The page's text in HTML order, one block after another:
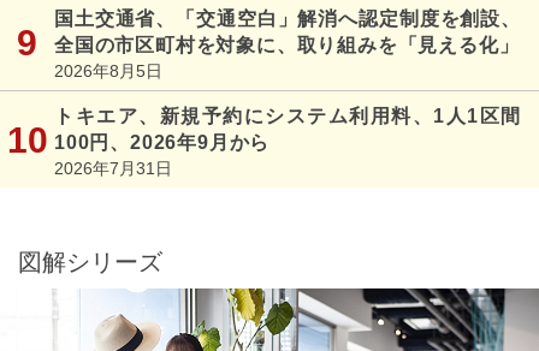
国土交通省、「交通空白」解消へ認定制度を創設、
全国の市区町村を対象に、取り組みを「見える化」
2026年8月5日
トキエア、新規予約にシステム利用料、1人1区間
100円、2026年9月から
2026年7月31日
図解シリーズ